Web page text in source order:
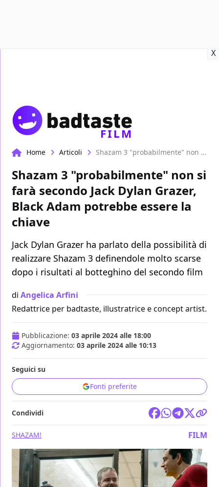
X
FILM
Home Articoli Shazam 3 "probabilmente" non si farà secondo Jack Dylan Grazer, Black Adam potrebbe essere la chiave
Shazam 3 "probabilmente" non si
farà secondo Jack Dylan Grazer,
Black Adam potrebbe essere la
chiave
Jack Dylan Grazer ha parlato della possibilità di
realizzare Shazam 3 definendole molto scarse
dopo i risultati al botteghino del secondo film
di Angelica Arfini
Redattrice per badtaste, illustratrice e concept artist.
Pubblicazione: 03 aprile 2024 alle 18:00
Aggiornamento: 03 aprile 2024 alle 10:13
Seguici su
Fonti preferite
Condividi
SHAZAM! FILM